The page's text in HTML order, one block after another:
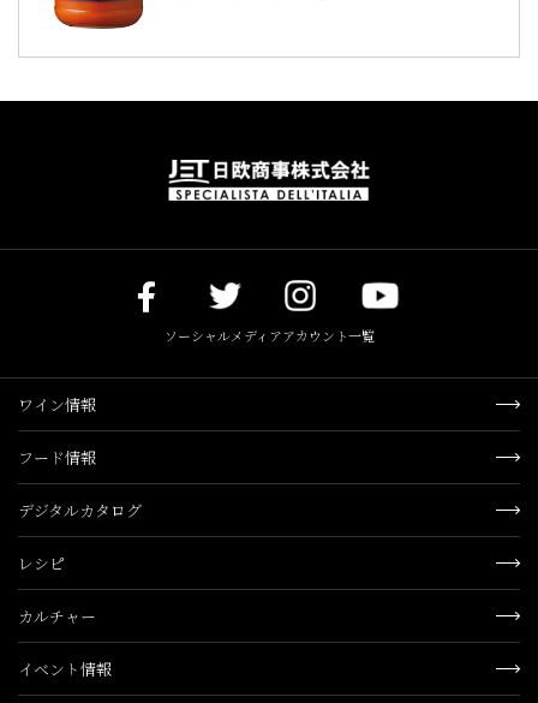
ソーシャルメディアアカウント一覧
ワイン情報
フード情報
デジタルカタログ
レシピ
カルチャー
イベント情報